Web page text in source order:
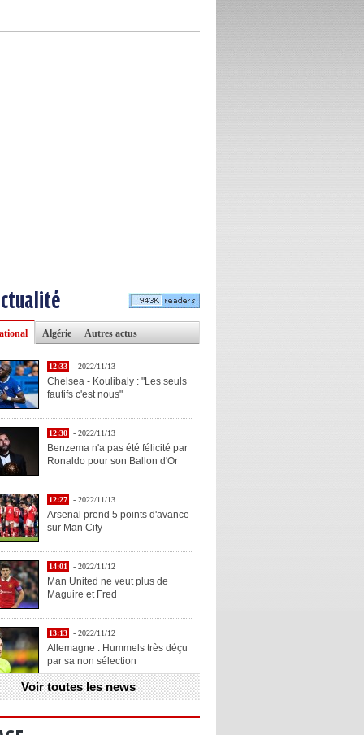
Algérie Autres actus
12:33 - 2022/11/13
Chelsea - Koulibaly : "Les seuls
fautifs c'est nous"
12:30 - 2022/11/13
Benzema n'a pas été félicité par
Ronaldo pour son Ballon d'Or
12:27 - 2022/11/13
Arsenal prend 5 points d'avance
sur Man City
14:01 - 2022/11/12
Man United ne veut plus de
Maguire et Fred
13:13 - 2022/11/12
Allemagne : Hummels très déçu
par sa non sélection
13:11 - 2022/11/12
Henry explique la chose qu'il
Voir toutes les news